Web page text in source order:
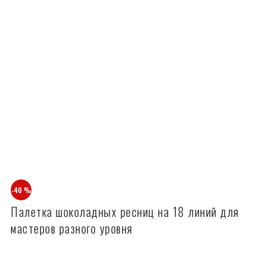
-40 %
Палетка шоколадных ресниц на 18 линий для
мастеров разного уровня